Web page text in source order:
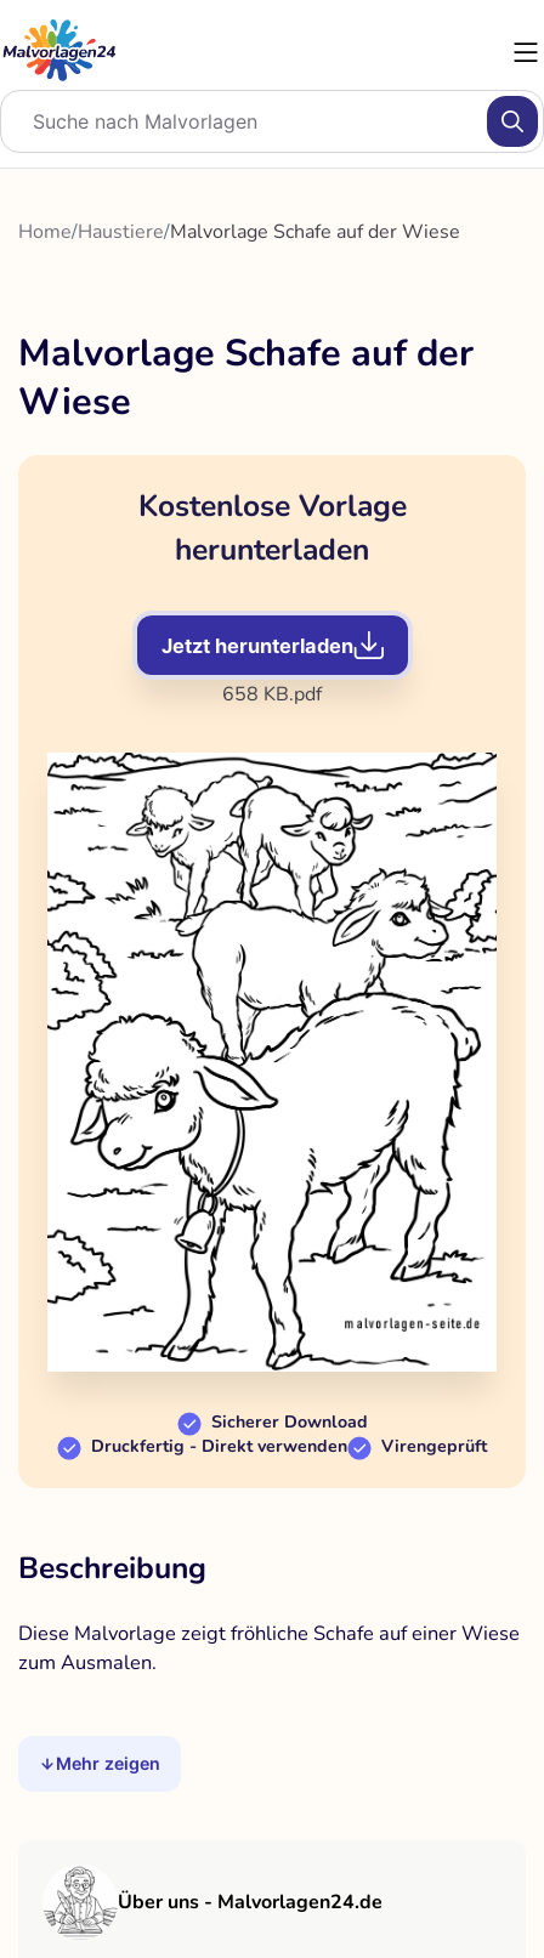
Inhalt
springen
Home/Haustiere/Malvorlage Schafe auf der Wiese
Malvorlage Schafe auf der
Wiese
Kostenlose Vorlage
herunterladen
Jetzt herunterladen
658 KB.pdf
Sicherer Download
Druckfertig - Direkt verwenden
Virengeprüft
Beschreibung
Diese Malvorlage zeigt fröhliche Schafe auf einer Wiese
zum Ausmalen.
Mehr zeigen
Über uns - Malvorlagen24.de